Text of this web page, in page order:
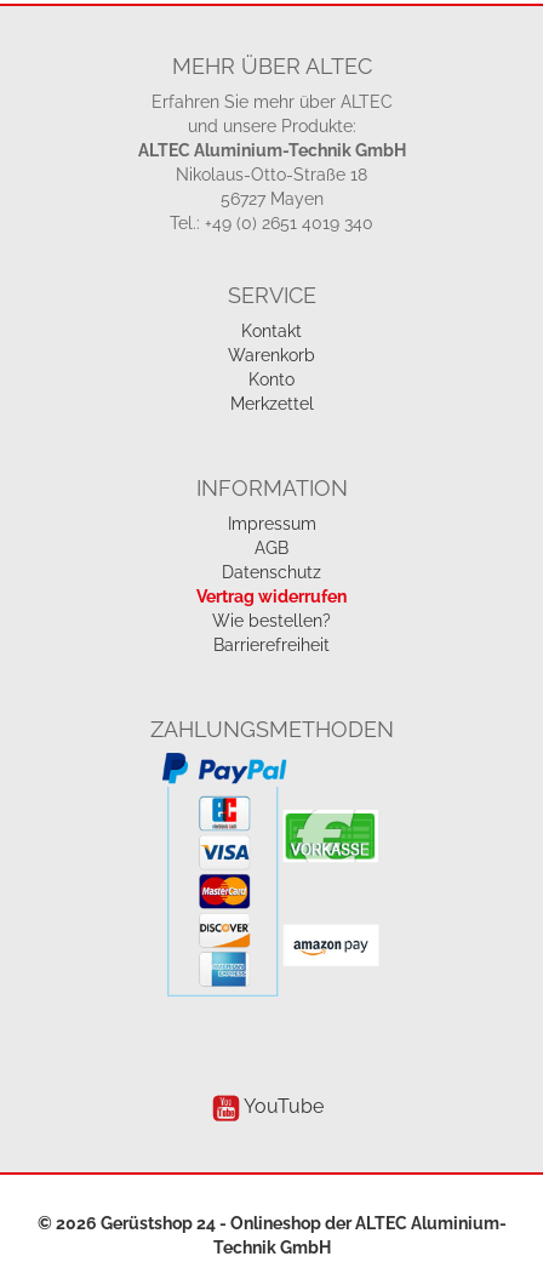
MEHR ÜBER ALTEC
Erfahren Sie mehr über ALTEC
und unsere Produkte:
ALTEC Aluminium-Technik GmbH
Nikolaus-Otto-Straße 18
56727 Mayen
Tel.: +49 (0) 2651 4019 340
SERVICE
Kontakt
Warenkorb
Konto
Merkzettel
INFORMATION
Impressum
AGB
Datenschutz
Vertrag widerrufen
Wie bestellen?
Barrierefreiheit
ZAHLUNGSMETHODEN
YouTube
© 2026 Gerüstshop 24 - Onlineshop derALTEC Aluminium-
Technik GmbH